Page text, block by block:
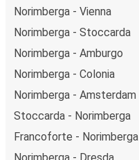
Norimberga - Vienna
Norimberga - Stoccarda
Norimberga - Amburgo
Norimberga - Colonia
Norimberga - Amsterdam
Stoccarda - Norimberga
Francoforte - Norimberga
Norimberga - Dresda